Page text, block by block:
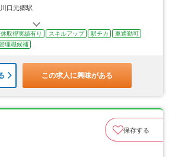
口元郷駅
取得実績有り スキルアップ 駅チカ
車通勤可
理職候補
この求人に興味がある
保存する